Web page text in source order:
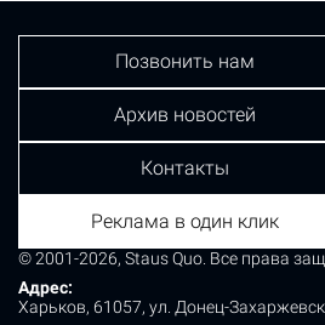
© 2001-2026, Staus Quo. Все права
Адрес:
Харьков, 61057, ул. Донец-
Позвонить нам
Архив новостей
Контакты
Реклама в один клик